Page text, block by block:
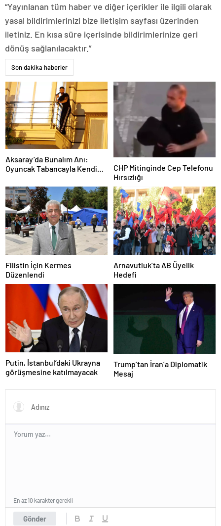
“Yayınlanan tüm haber ve diğer içerikler ile ilgili olarak
yasal bildirimlerinizi bize iletişim sayfası üzerinden
iletiniz. En kısa süre içerisinde bildirimlerinize geri
dönüş sağlanılacaktır.”
Son dakika haberler
Aksaray’da Bunalım Anı:
Oyuncak Tabancayla Kendine
CHP Mitinginde Cep Telefonu
Hırsızlığı
Filistin İçin Kermes
Düzenlendi
Arnavutluk’ta AB Üyelik
Hedefi
Putin, İstanbul’daki Ukrayna
görüşmesine katılmayacak
Trump’tan İran’a Diplomatik
Mesaj
Gönder
En az 10 karakter gerekli